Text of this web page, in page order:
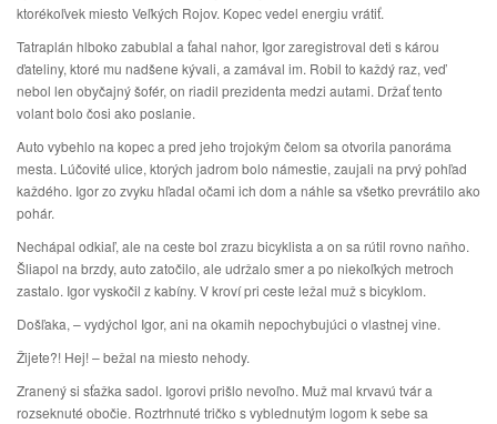
ktorékoľvek miesto Veľkých Rojov. Kopec vedel energiu vrátiť.
Tatraplán hlboko zabublal a ťahal nahor, Igor zaregistroval deti s károu
ďateliny, ktoré mu nadšene kývali, a zamával im. Robil to každý raz, veď
nebol len obyčajný šofér, on riadil prezidenta medzi autami. Držať tento
volant bolo čosi ako poslanie.
Auto vybehlo na kopec a pred jeho trojokým čelom sa otvorila panoráma
mesta. Lúčovité ulice, ktorých jadrom bolo námestie, zaujali na prvý pohľad
každého. Igor zo zvyku hľadal očami ich dom a náhle sa všetko prevrátilo ako
pohár.
Nechápal odkiaľ, ale na ceste bol zrazu bicyklista a on sa rútil rovno naňho.
Šliapol na brzdy, auto zatočilo, ale udržalo smer a po niekoľkých metroch
zastalo. Igor vyskočil z kabíny. V kroví pri ceste ležal muž s bicyklom.
Došľaka, – vydýchol Igor, ani na okamih nepochybujúci o vlastnej vine.
Žijete?! Hej! – bežal na miesto nehody.
Zranený si sťažka sadol. Igorovi prišlo nevoľno. Muž mal krvavú tvár a
rozseknuté obočie. Roztrhnuté tričko s vyblednutým logom k sebe sa